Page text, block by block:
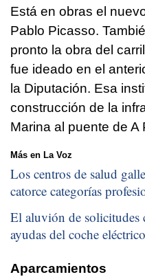
Está en obras el
Pablo Picasso.
pronto la obra del
fue ideado en el
la Diputación. Esa
construcción de la
Marina al puente de A
Más en La Voz
Los centros de salud
catorce categorías
El aluvión de solicitudes
ayudas del coche eléctrico
Aparcamientos